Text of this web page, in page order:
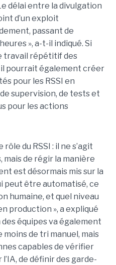
délai entre la divulgation
d’un exploit
passant de
», a-t-il indiqué. Si
travail répétitif des
il pourrait également créer
pour les RSSI en
supervision, de tests et
pour les actions
du RSSI : il ne s’agit
mais de régir la manière
est désormais mis sur la
peut être automatisé, ce
humaine, et quel niveau
production », a expliqué
des équipes va également
de tri manuel, mais
capables de vérifier
de définir des garde-